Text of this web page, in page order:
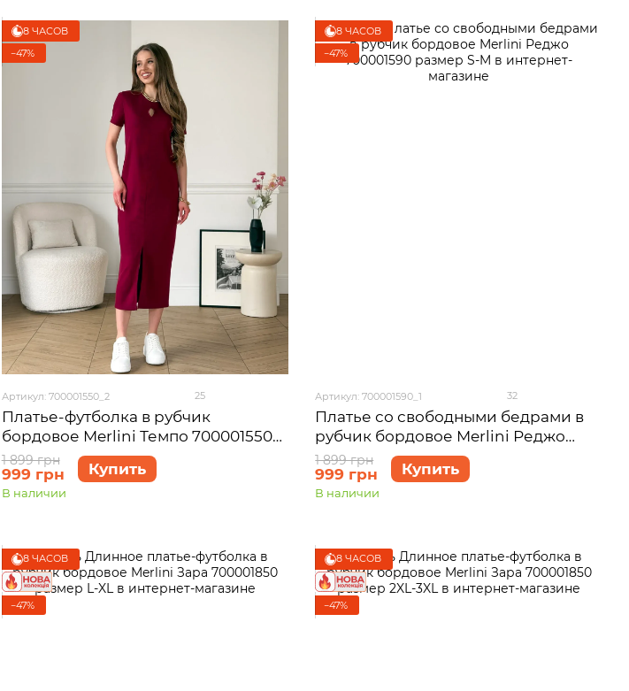
8 ЧАСОВ
−47%
Артикул: 700001550_2 25
Платье-футболка в рубчик
бордовое Merlini Темпо 700001550
размер L-XL
1 899 грн
999 грн Купить
В наличии
8 ЧАСОВ
−47%
Артикул: 700001590_1 32
Платье со свободными бедрами в
рубчик бордовое Merlini Реджо
700001590 размер S-M
1 899 грн
999 грн Купить
В наличии
8 ЧАСОВ
−47%
8 ЧАСОВ
−47%